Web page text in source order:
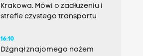
Krakowa. Mówi o zadłużeniu i
strefie czystego transportu
16:10
Dźgnął znajomego nożem